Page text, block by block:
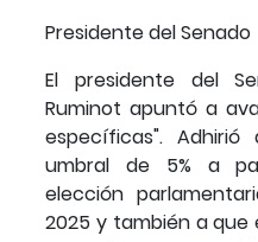
Presidente del Senado
El presidente del
Ruminot apuntó a
específicas".
umbral de 5% a
elección
2025 y también a